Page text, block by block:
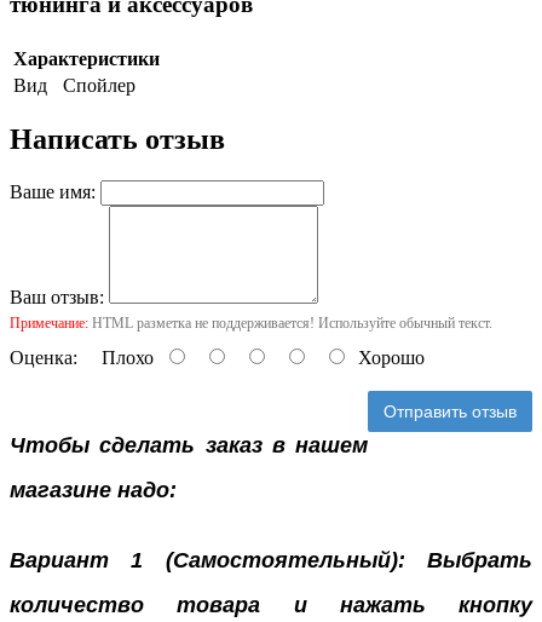
Характеристики
Вид
Спойлер
Написать отзыв
Ваше имя:
Ваш отзыв:
Примечание: HTML разметка не поддерживается! Используйте обычный текст.
Оценка: Плохо Хорошо
Отправить отзыв
Чтобы сделать заказ в нашем
магазине надо:
Вариант 1 (Самостоятельный): Выбрать
количество товара и нажать кнопку